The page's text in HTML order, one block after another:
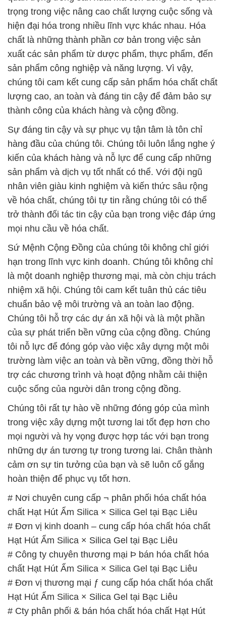
trọng trong việc nâng cao chất lượng cuộc sống và
hiện đại hóa trong nhiều lĩnh vực khác nhau. Hóa
chất là những thành phần cơ bản trong việc sản
xuất các sản phẩm từ dược phẩm, thực phẩm, đến
sản phẩm công nghiệp và năng lượng. Vì vậy,
chúng tôi cam kết cung cấp sản phẩm hóa chất chất
lượng cao, an toàn và đáng tin cậy để đảm bảo sự
thành công của khách hàng và cộng đồng.
Sự đáng tin cậy và sự phục vụ tận tâm là tôn chỉ
hàng đầu của chúng tôi. Chúng tôi luôn lắng nghe ý
kiến của khách hàng và nỗ lực để cung cấp những
sản phẩm và dịch vụ tốt nhất có thể. Với đội ngũ
nhân viên giàu kinh nghiệm và kiến thức sâu rộng
về hóa chất, chúng tôi tự tin rằng chúng tôi có thể
trở thành đối tác tin cậy của bạn trong việc đáp ứng
mọi nhu cầu về hóa chất.
Sứ Mệnh Cộng Đồng của chúng tôi không chỉ giới
hạn trong lĩnh vực kinh doanh. Chúng tôi không chỉ
là một doanh nghiệp thương mại, mà còn chịu trách
nhiệm xã hội. Chúng tôi cam kết tuân thủ các tiêu
chuẩn bảo vệ môi trường và an toàn lao động.
Chúng tôi hỗ trợ các dự án xã hội và là một phần
của sự phát triển bền vững của cộng đồng. Chúng
tôi nỗ lực để đóng góp vào việc xây dựng một môi
trường làm việc an toàn và bền vững, đồng thời hỗ
trợ các chương trình và hoạt động nhằm cải thiện
cuộc sống của người dân trong cộng đồng.
Chúng tôi rất tự hào về những đóng góp của mình
trong việc xây dựng một tương lai tốt đẹp hơn cho
mọi người và hy vọng được hợp tác với bạn trong
những dự án tương tự trong tương lai. Chân thành
cảm ơn sự tin tưởng của bạn và sẽ luôn cố gắng
hoàn thiện để phục vụ tốt hơn.
# Nơi chuyên cung cấp ¬ phân phối hóa chất hóa
chất Hạt Hút Ẩm Silica × Silica Gel tại Bạc Liêu
# Đơn vị kinh doanh – cung cấp hóa chất hóa chất
Hạt Hút Ẩm Silica × Silica Gel tại Bạc Liêu
# Công ty chuyên thương mại Þ bán hóa chất hóa
chất Hạt Hút Ẩm Silica × Silica Gel tại Bạc Liêu
# Đơn vị thương mại ƒ cung cấp hóa chất hóa chất
Hạt Hút Ẩm Silica × Silica Gel tại Bạc Liêu
# Cty phân phối & bán hóa chất hóa chất Hạt Hút